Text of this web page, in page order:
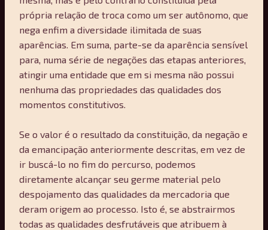
própria relação de troca como um ser autônomo, que
nega enfim a diversidade ilimitada de suas
aparências. Em suma, parte-se da aparência sensível
para, numa série de negações das etapas anteriores,
atingir uma entidade que em si mesma não possui
nenhuma das propriedades das qualidades dos
momentos constitutivos.
Se o valor é o resultado da constituição, da negação e
da emancipação anteriormente descritas, em vez de
ir buscá-lo no fim do percurso, podemos
diretamente alcançar seu germe material pelo
despojamento das qualidades da mercadoria que
deram origem ao processo. Isto é, se abstrairmos
todas as qualidades desfrutáveis que atribuem à